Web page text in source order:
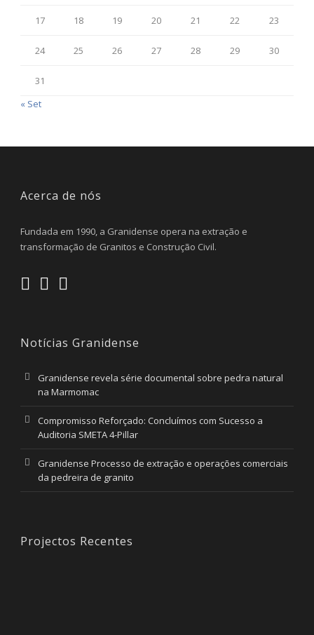
17 18 19 20 21 22 23
24 25 26 27 28 29 30
31
« Set
Acerca de nós
Fundada em 1990, a Granidense opera na extração e
transformação de Granitos e Construção Civil.
Notícias Granidense
Granidense revela série documental sobre pedra natural
na Marmomac
Compromisso Reforçado: Concluímos com Sucesso a
Auditoria SMETA 4-Pillar
Granidense Processo de extração e operações comerciais
da pedreira de granito
Projectos Recentes